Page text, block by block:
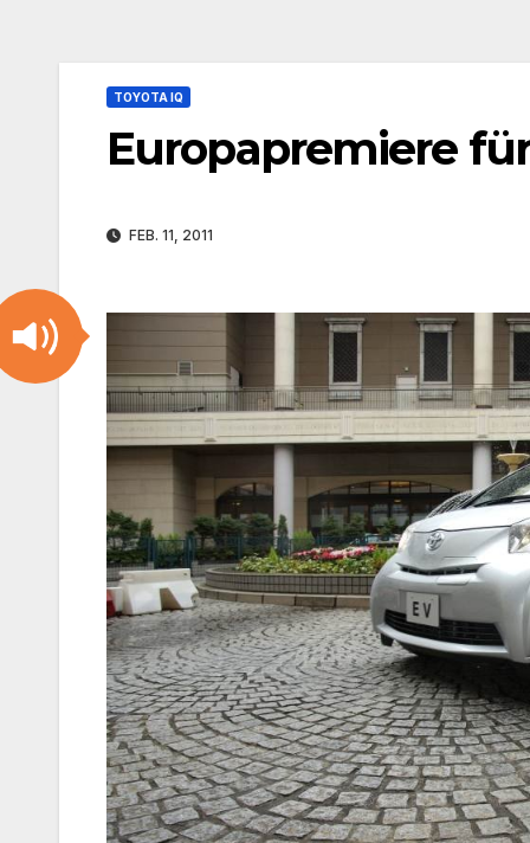
TOYOTA IQ
Europapremiere
FEB. 11, 2011